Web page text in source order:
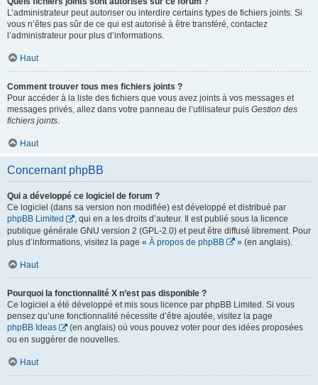
L’administrateur peut autoriser ou interdire certains types de fichiers joints. Si
vous n’êtes pas sûr de ce qui est autorisé à être transféré, contactez
l’administrateur pour plus d’informations.
Haut
Comment trouver tous mes fichiers joints ?
Pour accéder à la liste des fichiers que vous avez joints à vos messages et
messages privés, allez dans votre panneau de l’utilisateur puis Gestion des
fichiers joints.
Haut
Concernant phpBB
Qui a développé ce logiciel de forum ?
Ce logiciel (dans sa version non modifiée) est développé et distribué par
phpBB Limited
, qui en a les droits d’auteur. Il est publié sous la licence
publique générale GNU version 2 (GPL-2.0) et peut être diffusé librement. Pour
plus d’informations, visitez la page « À propos de phpBB » (en anglais).
Haut
Pourquoi la fonctionnalité X n’est pas disponible ?
Ce logiciel a été développé et mis sous licence par phpBB Limited. Si vous
pensez qu’une fonctionnalité nécessite d’être ajoutée, visitez la page
phpBB Ideas
(en anglais) où vous pouvez voter pour des idées proposées
ou en suggérer de nouvelles.
Haut